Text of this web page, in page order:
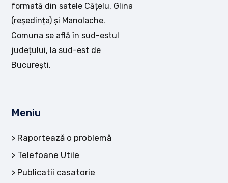
formată din satele Cățelu, Glina
(reședința) și Manolache.
Comuna se află în sud-estul
județului, la sud-est de
București.
Meniu
Raportează o problemă
Telefoane Utile
Publicatii casatorie